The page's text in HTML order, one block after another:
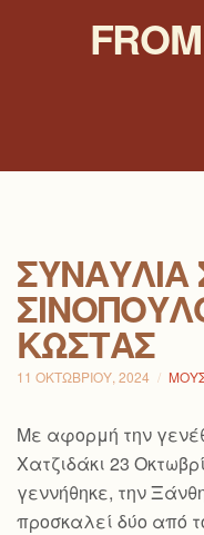
ΚΏΣΤΑΣ
11 ΟΚΤΩΒΡΊΟΥ, 2024
Με αφορμή την
Χατζιδάκι 23
γεννήθηκε, την
προσκαλεί δύο από